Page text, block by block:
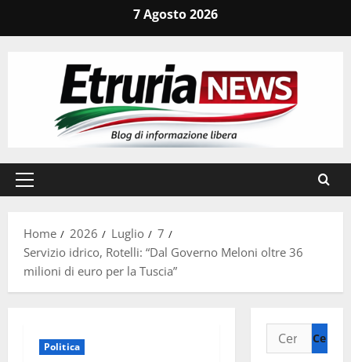
7 Agosto 2026
Menu
Home
2026 Luglio
7
Servizio idrico, Rotelli: “Dal Governo Meloni oltre 36
milioni di euro per la Tuscia”
Politica
Ricerca
per: